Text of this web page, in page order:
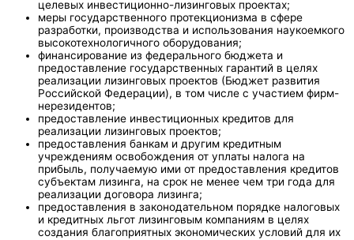
целевых инвестиционно-лизинговых проектах;
меры государственного протекционизма в сфере
разработки, производства и использования наукоемкого
высокотехнологичного оборудования;
финансирование из федерального бюджета и
предоставление государственных гарантий в целях
реализации лизинговых проектов (Бюджет развития
Российской Федерации), в том числе с участием фирм-
нерезидентов;
предоставление инвестиционных кредитов для
реализации лизинговых проектов;
предоставления банкам и другим кредитным
учреждениям освобождения от уплаты налога на
прибыль, получаемую ими от предоставления кредитов
субъектам лизинга, на срок не менее чем три года для
реализации договора лизинга;
предоставления в законодательном порядке налоговых
и кредитных льгот лизинговым компаниям в целях
создания благоприятных экономических условий для их